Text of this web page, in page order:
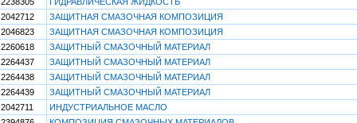
2042712
ЗАЩИТНАЯ СМАЗОЧНАЯ КОМПОЗИЦИЯ
2046823
ЗАЩИТНАЯ СМАЗОЧНАЯ КОМПОЗИЦИЯ
2260618
ЗАЩИТНЫЙ СМАЗОЧНЫЙ МАТЕРИАЛ
2264437
ЗАЩИТНЫЙ СМАЗОЧНЫЙ МАТЕРИАЛ
2264438
ЗАЩИТНЫЙ СМАЗОЧНЫЙ МАТЕРИАЛ
2264439
ЗАЩИТНЫЙ СМАЗОЧНЫЙ МАТЕРИАЛ
2042711
ИНДУСТРИАЛЬНОЕ МАСЛО